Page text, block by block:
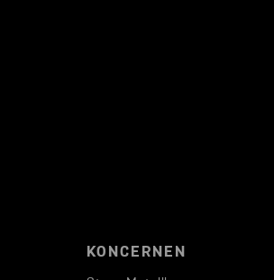
KONCERNEN